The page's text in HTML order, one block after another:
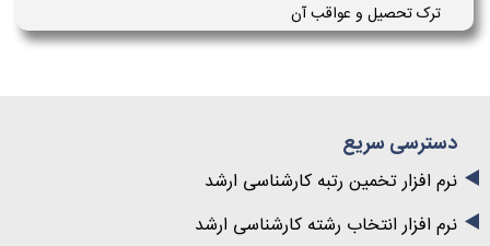
ترک تحصیل و عواقب آن
دسترسی سریع
نرم افزار تخمین رتبه کارشناسی ارشد
نرم افزار انتخاب رشته کارشناسی ارشد